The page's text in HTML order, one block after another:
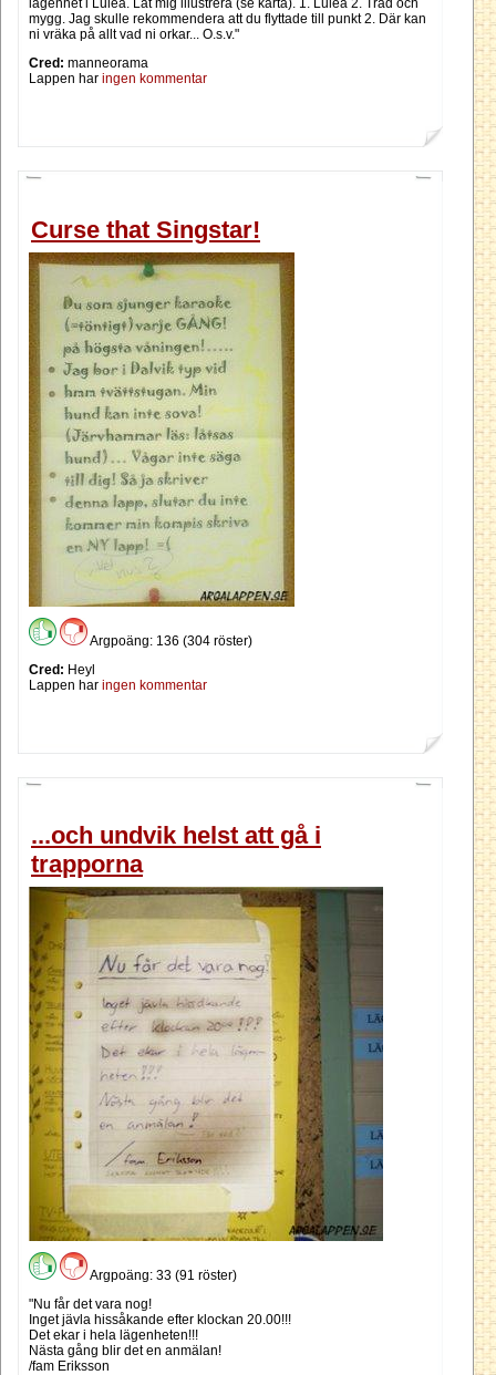
lägenhet i Luleå. Låt mig illustrera (se karta). 1. Luleå 2. Träd och
mygg. Jag skulle rekommendera att du flyttade till punkt 2. Där kan
ni vräka på allt vad ni orkar... O.s.v."
Cred: manneorama
Lappen har ingen kommentar
Curse that Singstar!
Argpoäng: 136 (304 röster)
Cred: Heyl
Lappen har ingen kommentar
...och undvik helst att gå i
trapporna
Argpoäng: 33 (91 röster)
"Nu får det vara nog!
Inget jävla hissåkande efter klockan 20.00!!!
Det ekar i hela lägenheten!!!
Nästa gång blir det en anmälan!
/fam Eriksson